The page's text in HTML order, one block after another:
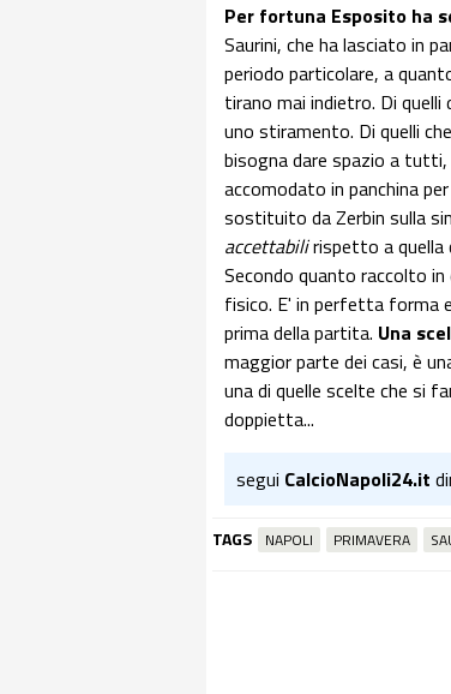
Per fortuna Esposito ha
Saurini, che ha lasciato in
periodo particolare, a
tirano mai indietro. Di
uno stiramento. Di quelli
bisogna dare spazio a
accomodato in panchina
sostituito da Zerbin sulla
accettabilirispetto a quella
Secondo quanto raccolto in
fisico. E' in perfetta forma
prima della partita. Una
maggior parte dei casi, è
una di quelle scelte che si
doppietta...
segui CalcioNapoli24.it
TAGS NAPOLI PRIMAVERA